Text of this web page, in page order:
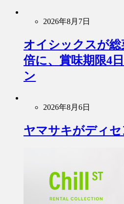
2026年8月7日
オイシックスが総
倍に、賞味期限4
ン
2026年8月6日
ヤマサキがディ